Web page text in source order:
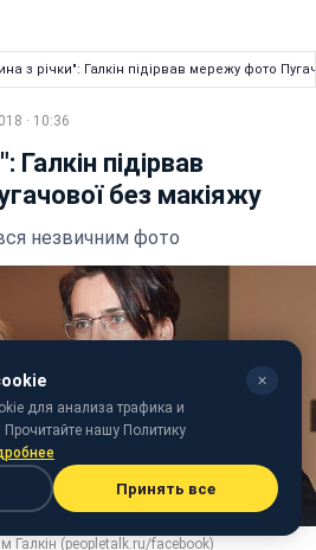
з річки": Галкін підірвав мережу фото
· 10:36
Галкін підірвав
без макіяжу
незвичним фото
Галкін (peopletalk.ru/facebook)
✕
для анализа трафика и
Прочитайте нашу Политику
Принять все